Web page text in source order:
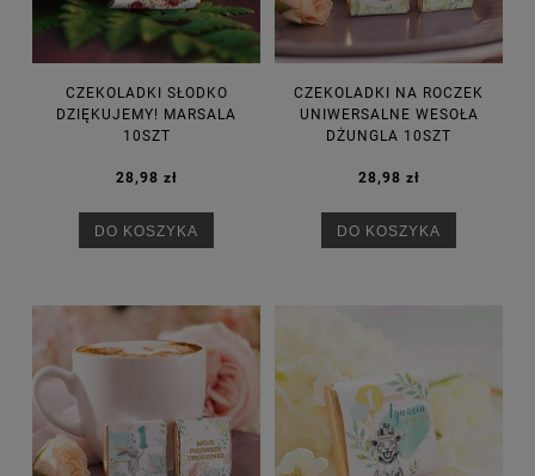
CZEKOLADKI SŁODKO
DZIĘKUJEMY! MARSALA
10SZT
28,98 zł
DO KOSZYKA
CZEKOLADKI NA ROCZEK
UNIWERSALNE WESOŁA
DŻUNGLA 10SZT
28,98 zł
DO KOSZYKA